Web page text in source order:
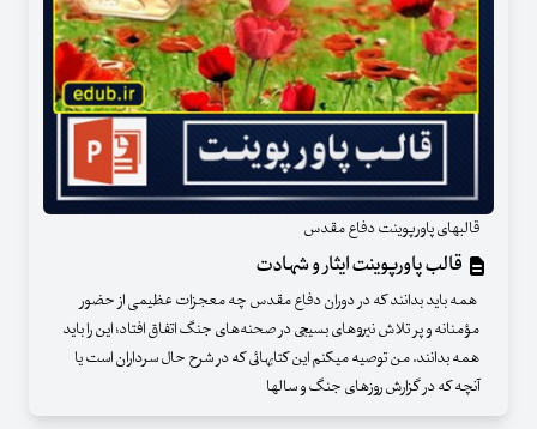
قالبهای پاورپوینت دفاع مقدس
قالب پاورپوینت ایثار و شهادت
همه باید بدانند که در دوران دفاع مقدس چه معجزات عظیمی از حضور
مؤمنانه و پر تلاش نیروهای بسیجی در صحنه‌های جنگ اتفاق افتاد؛ این را باید
همه بدانند. من توصیه میکنم این کتابهائی که در شرح حال سرداران است یا
آنچه که در گزارش روزهای جنگ و سالها